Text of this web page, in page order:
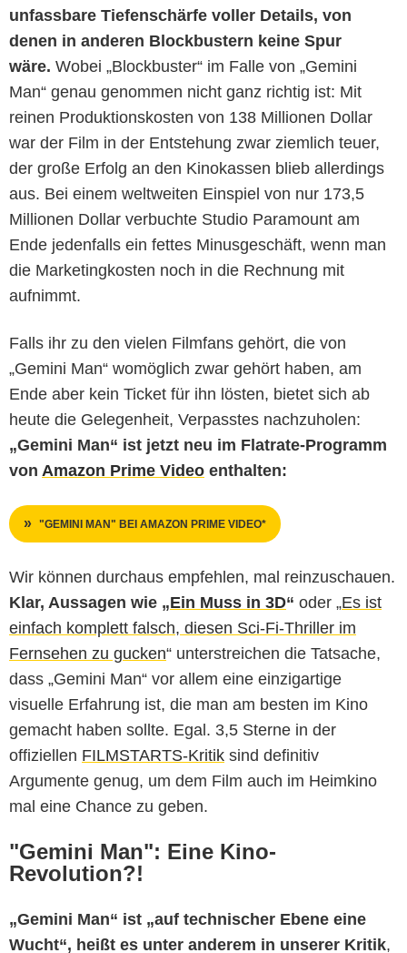
unfassbare Tiefenschärfe voller Details, von
denen in anderen Blockbustern keine Spur
wäre. Wobei „Blockbuster“ im Falle von „Gemini
Man“ genau genommen nicht ganz richtig ist: Mit
reinen Produktionskosten von 138 Millionen Dollar
war der Film in der Entstehung zwar ziemlich teuer,
der große Erfolg an den Kinokassen blieb allerdings
aus. Bei einem weltweiten Einspiel von nur 173,5
Millionen Dollar verbuchte Studio Paramount am
Ende jedenfalls ein fettes Minusgeschäft, wenn man
die Marketingkosten noch in die Rechnung mit
aufnimmt.
Falls ihr zu den vielen Filmfans gehört, die von
„Gemini Man“ womöglich zwar gehört haben, am
Ende aber kein Ticket für ihn lösten, bietet sich ab
heute die Gelegenheit, Verpasstes nachzuholen:
„Gemini Man“ ist jetzt neu im Flatrate-Programm
von Amazon Prime Video enthalten:
"GEMINI MAN" BEI AMAZON PRIME VIDEO*
Wir können durchaus empfehlen, mal reinzuschauen.
Klar, Aussagen wie „Ein Muss in 3D“ oder „Es ist
einfach komplett falsch, diesen Sci-Fi-Thriller im
Fernsehen zu gucken“ unterstreichen die Tatsache,
dass „Gemini Man“ vor allem eine einzigartige
visuelle Erfahrung ist, die man am besten im Kino
gemacht haben sollte. Egal. 3,5 Sterne in der
offiziellen FILMSTARTS-Kritik sind definitiv
Argumente genug, um dem Film auch im Heimkino
mal eine Chance zu geben.
"Gemini Man": Eine Kino-
Revolution?!
„Gemini Man“ ist „auf technischer Ebene eine
Wucht“, heißt es unter anderem in unserer Kritik,